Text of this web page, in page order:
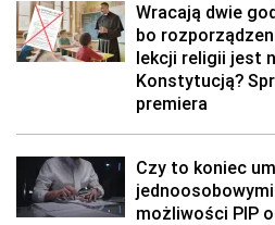
Wracają dwie
bo
lekcji religii jest
Konstytucją?
premiera
Czy to koniec
możliwości PIP